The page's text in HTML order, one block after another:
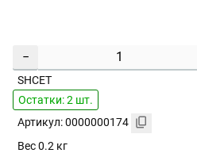
−
SHCET
Остатки: 2 шт.
Артикул: 0000000174
Вес 0.2 кг